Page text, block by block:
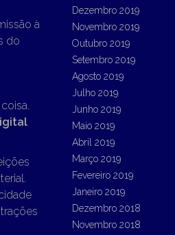
à
do
Dezembro 2019
Novembro 2019
Outubro 2019
Setembro 2019
Agosto 2019
Julho 2019
Junho 2019
Maio 2019
Abril 2019
Março 2019
Fevereiro 2019
Janeiro 2019
Dezembro 2018
Novembro 2018